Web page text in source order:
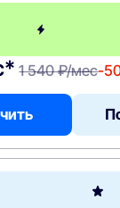
1 540 ₽/мес-